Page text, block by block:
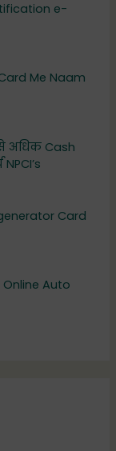
e-
Me Naam
से अधिक Cash
Card
Online Auto